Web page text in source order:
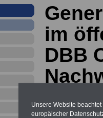
im
DBB
Unsere Website
europäischer